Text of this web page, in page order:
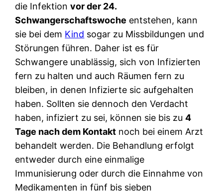
die Infektionvor der 24.
Schwangerschaftswoche entstehen, kann
sie bei dem Kind sogar zu Missbildungen und
Störungen führen. Daher ist es für
Schwangere unablässig, sich von Infizierten
fern zu halten und auch Räumen fern zu
bleiben, in denen Infizierte sic aufgehalten
haben. Sollten sie dennoch den Verdacht
haben, infiziert zu sei, können sie bis zu4
Tage nach dem Kontakt noch bei einem Arzt
behandelt werden. Die Behandlung erfolgt
entweder durch eine einmalige
Immunisierung oder durch die Einnahme von
Medikamenten in fünf bis sieben